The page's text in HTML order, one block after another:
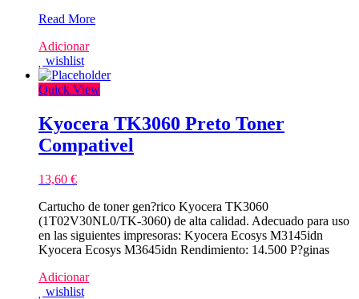
Kyocera
Preto
Toner
Compativel
Read More
Adicionar
wishlist
Quick View
Kyocera TK3060 Preto Toner
Compativel
13,60 €
Cartucho de toner gen?rico Kyocera TK3060
(1T02V30NL0/TK-3060) de alta calidad. Adecuado para uso
en las siguientes impresoras: Kyocera Ecosys M3145idn
Kyocera Ecosys M3645idn Rendimiento: 14.500 P?ginas
Adicionar
wishlist